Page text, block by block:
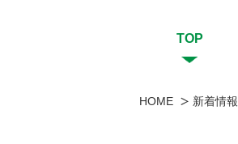
TOP
HOME 新着情報